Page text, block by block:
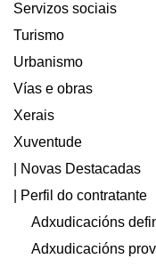
Servizos sociais
Turismo
Urbanismo
Vías e obras
Xerais
Xuventude
| Novas Destacadas
| Perfil do contratante
Adxudicacións
Adxudicacións